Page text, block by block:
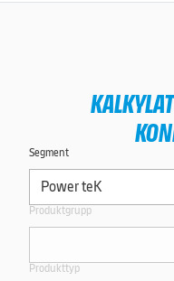
Segment
Produktgrupp
Produkttyp